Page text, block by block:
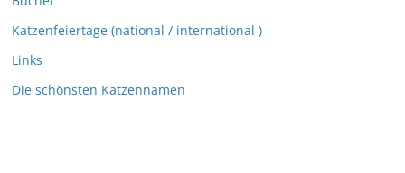
Katzenfeiertage (national / international )
Links
Die schönsten Katzennamen